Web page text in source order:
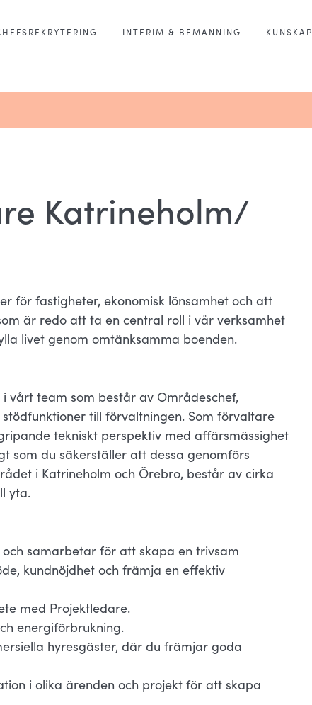
INTERIM & BEMANNING KUNSKAP
Katrineholm/
för fastigheter, ekonomisk lönsamhet och att
är redo att ta en central roll i vår verksamhet
livet genom omtänksamma boenden.
vårt team som består av Områdeschef,
till förvaltningen. Som förvaltare
tekniskt perspektiv med affärsmässighet
som du säkerställer att dessa genomförs
i Katrineholm och Örebro, består av cirka
yta.
samarbetar för att skapa en trivsam
kundnöjdhet och främja en effektiv
med Projektledare.
energiförbrukning.
hyresgäster, där du främjar goda
i olika ärenden och projekt för att skapa